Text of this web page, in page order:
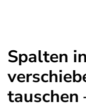
Spalten